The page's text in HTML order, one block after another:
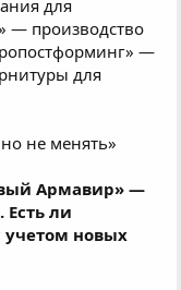
для
— производство
—
для
не менять»
Армавир» —
Есть ли
учетом новых